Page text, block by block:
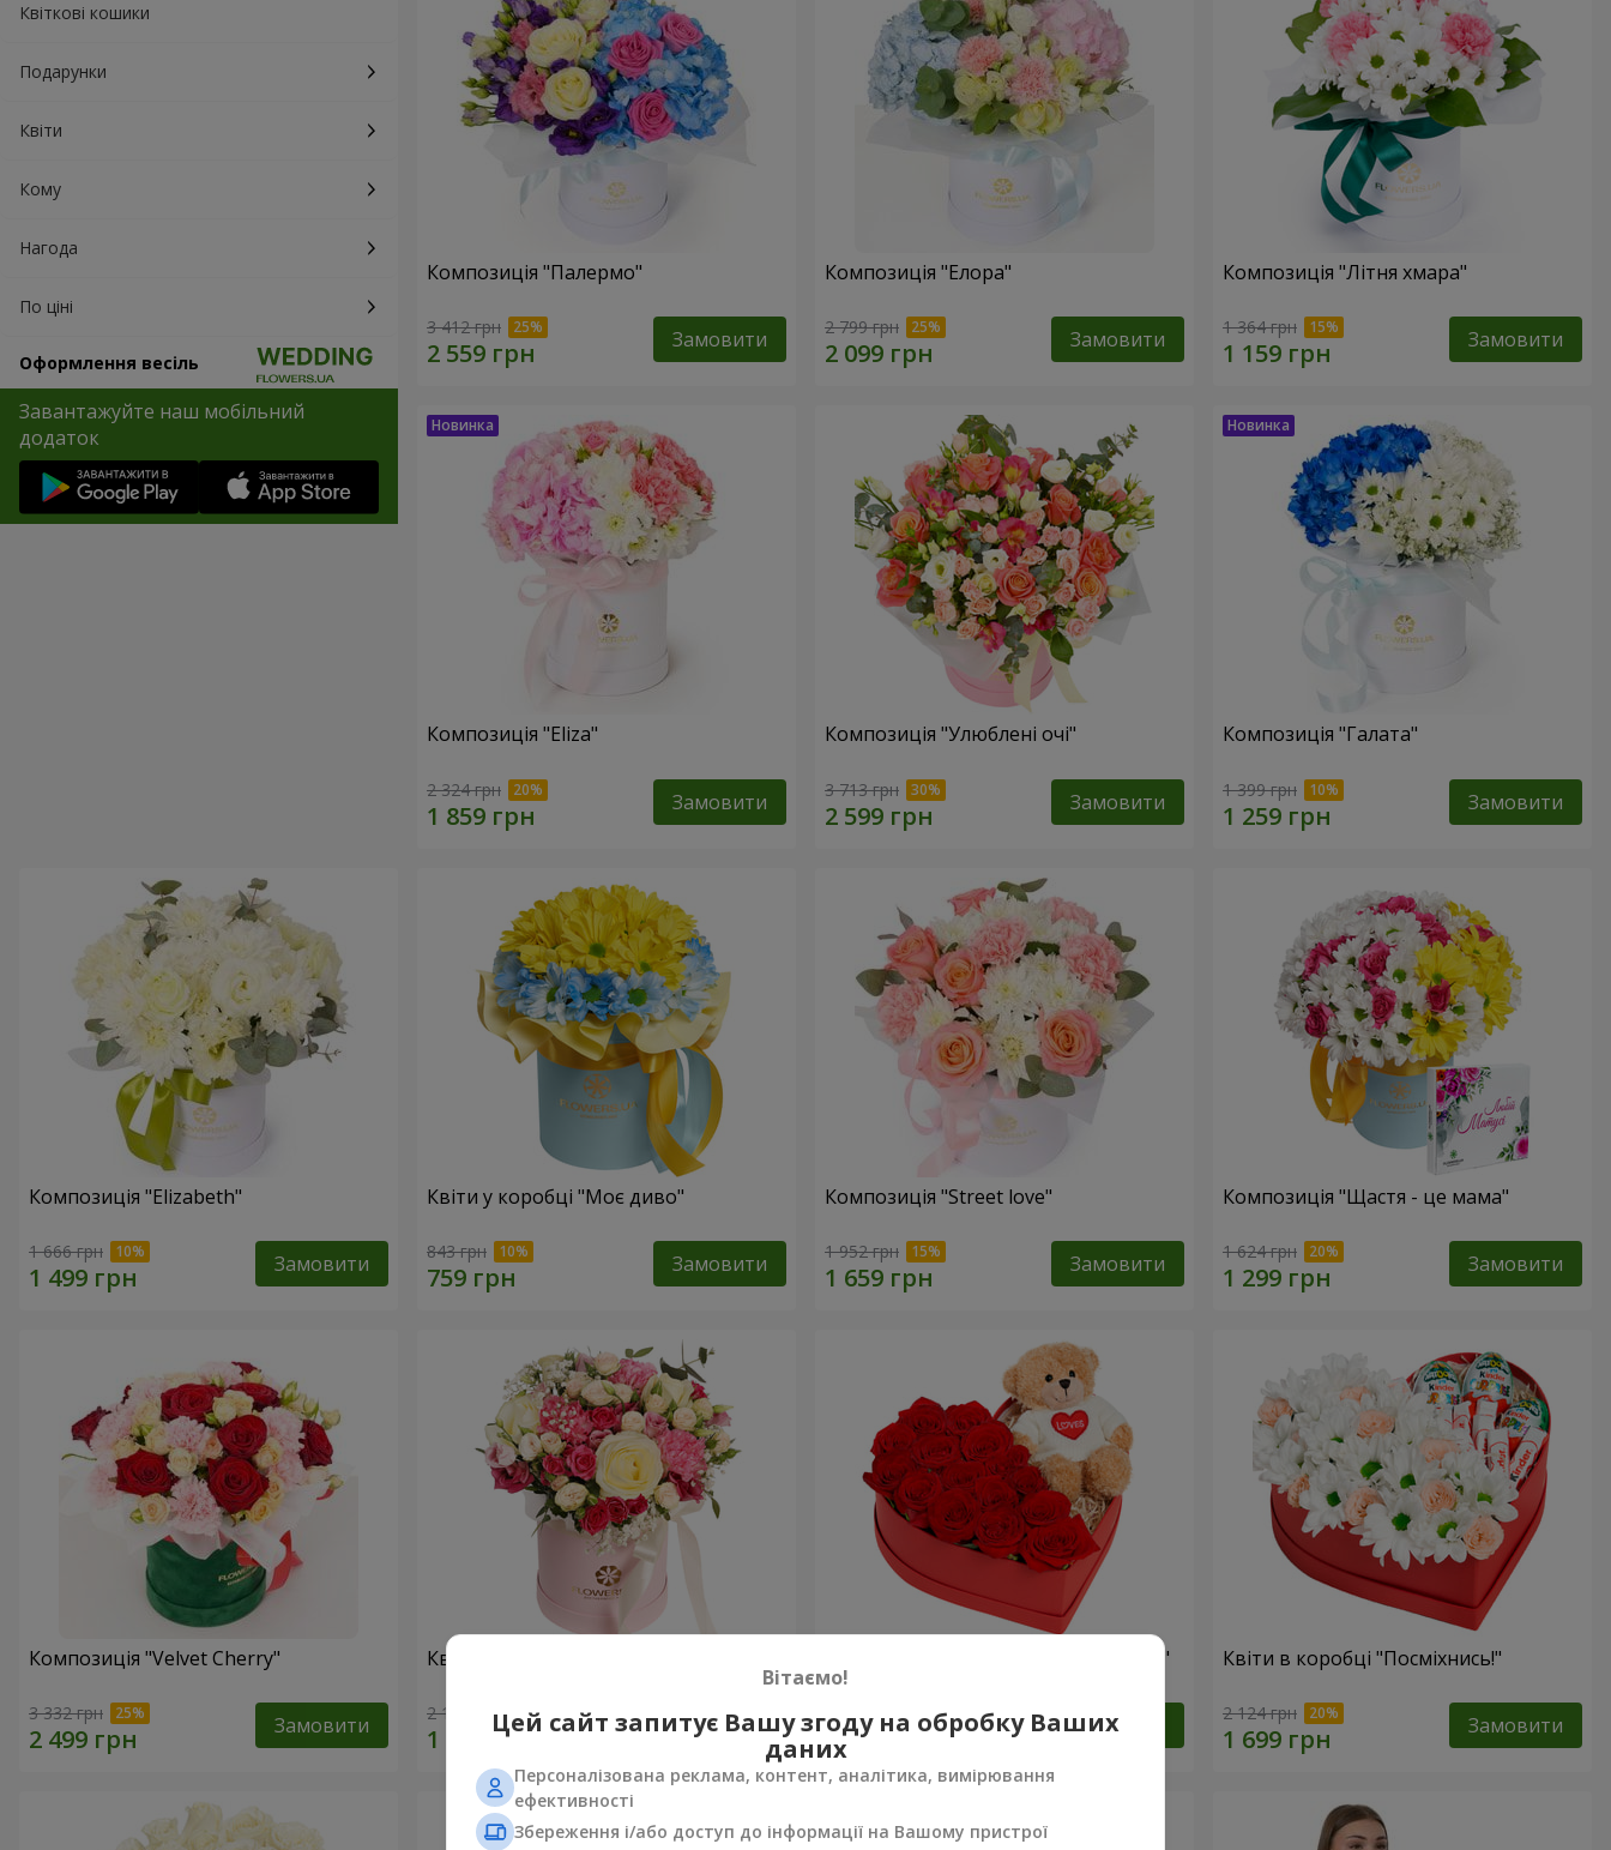
Квіткові кошики
Подарунки
Квіти
Кому
Нагода
По ціні
Оформлення весіль
Завантажуйте наш мобільний
додаток
Композиція "Палермо"
3 412 грн Замовити
Композиція "Елора"
2 799 грн Замовити
Композиція "Літня хмара"
1 364 грн Замовити
Композиція "Eliza"
2 324 грн Замовити
Композиція "Улюблені очі"
3 713 грн Замовити
Композиція "Галата"
1 399 грн Замовити
Композиція "Elizabeth"
1 666 грн Замовити
Квіти у коробці "Моє диво"
843 грн Замовити
Композиція "Street love"
1 952 грн Замовити
Композиція "Щастя - це мама"
1 624 грн Замовити
Композиція "Velvet Cherry"
3 332 грн Замовити
Квіти в коробці "Помпадур"
2 124 грн Замовити
Композиція "Зворушливий презент"
2 399 грн Замовити
Квіти в коробці "Посміхнись!"
2 124 грн Замовити
Вітаємо!
Цей сайт запитує Вашу згоду на обробку Ваших
даних
Персоналізована реклама, контент, аналітика, вимірювання
ефективності
Збереження і/або доступ до інформації на Вашому пристрої